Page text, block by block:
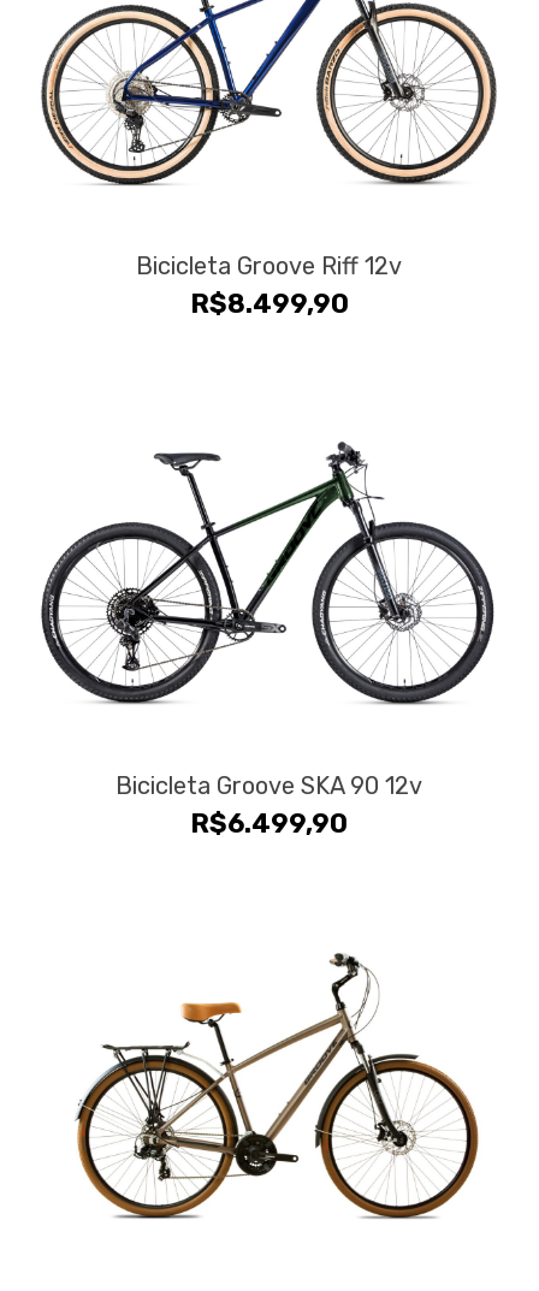
Bicicleta Groove Riff 12v
R$8.499,90
Bicicleta Groove SKA 90 12v
R$6.499,90